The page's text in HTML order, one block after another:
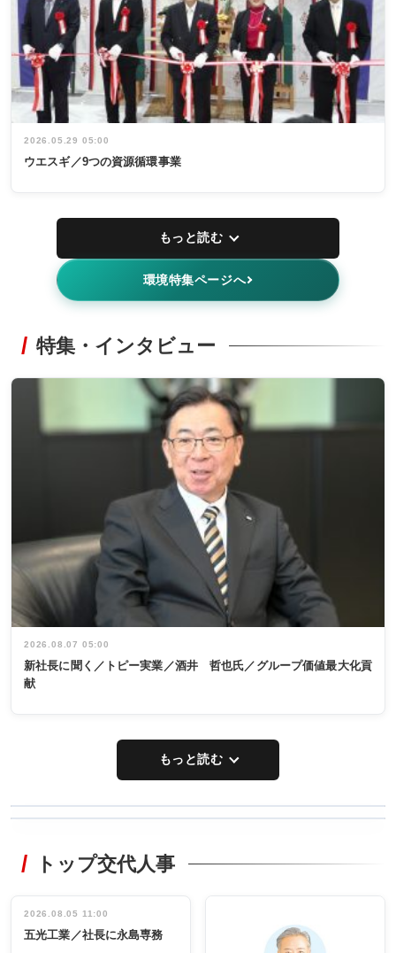
2026.05.29 05:00
ウエスギ／9つの資源循環事業
もっと読む
環境特集ページへ
特集・インタビュー
2026.08.07 05:00
新社長に聞く／トピー実業／酒井 哲也氏／グループ価値最大化貢
献
もっと読む
非鉄業界で
インタビュ
ー／社内ア
タックトレー
祝う 業界関
係者ら220人
出席
トップ交代人事
2026.08.05 11:00
五光工業／社長に永島専務